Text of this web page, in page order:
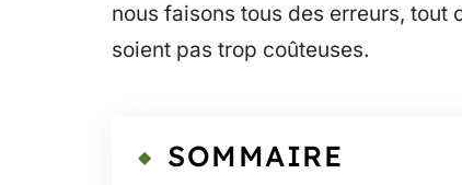
nous faisons tous des erreurs, tout
soient pas trop coûteuses.
SOMMAIRE